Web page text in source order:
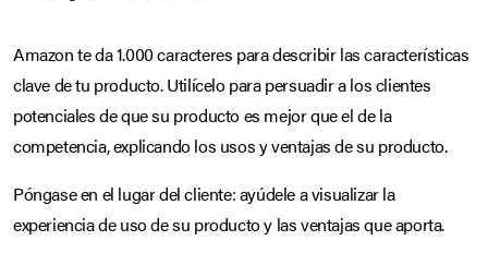
Amazon te da 1.000 caracteres para describir las características
clave de tu producto. Utilícelo para persuadir a los clientes
potenciales de que su producto es mejor que el de la
competencia, explicando los usos y ventajas de su producto.
Póngase en el lugar del cliente: ayúdele a visualizar la
experiencia de uso de su producto y las ventajas que aporta.